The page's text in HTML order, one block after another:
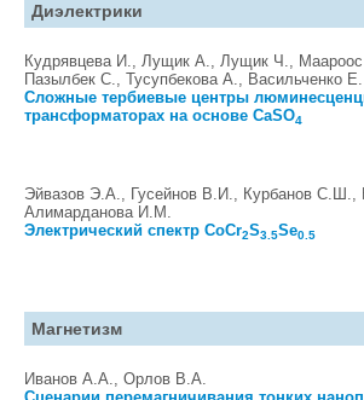
Диэлектрики
Кудрявцева И., Лущик А., Лущик Ч.,
Пазылбек С., Тусупбекова А., Васильченко Е.
Cложные тербиевые центры
трансформаторах на основе CaSO4
Эйвазов Э.А., Гусейнов В.И., Курбанов
Алимарданова И.M.
Электрический спектр CoCr2S3.5Se0.5
Магнетизм
Иванов А.А., Орлов В.А.